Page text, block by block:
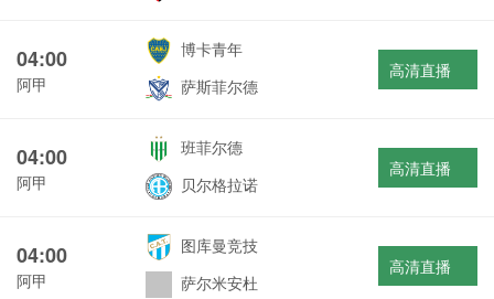
04:00
阿甲
博卡青年
萨斯菲尔德
高清直播
04:00
阿甲
班菲尔德
贝尔格拉诺
高清直播
04:00
阿甲
图库曼竞技
萨尔米安杜
高清直播